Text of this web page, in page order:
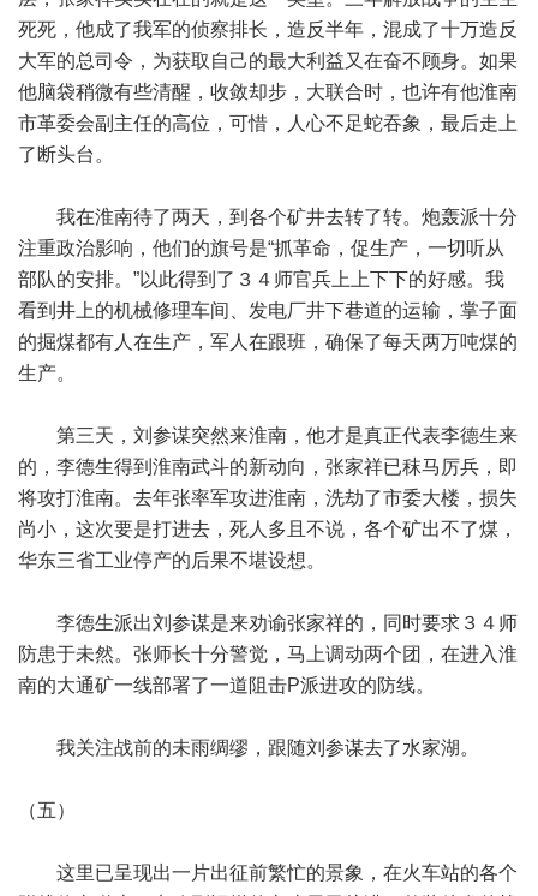
死死，他成了我军的侦察排长，造反半年，混成了十万造反
大军的总司令，为获取自己的最大利益又在奋不顾身。如果
他脑袋稍微有些清醒，收敛却步，大联合时，也许有他淮南
市革委会副主任的高位，可惜，人心不足蛇吞象，最后走上
了断头台。
我在淮南待了两天，到各个矿井去转了转。炮轰派十分
注重政治影响，他们的旗号是“抓革命，促生产，一切听从
部队的安排。”以此得到了３４师官兵上上下下的好感。我
看到井上的机械修理车间、发电厂井下巷道的运输，掌子面
的掘煤都有人在生产，军人在跟班，确保了每天两万吨煤的
生产。
第三天，刘参谋突然来淮南，他才是真正代表李德生来
的，李德生得到淮南武斗的新动向，张家祥已秣马厉兵，即
将攻打淮南。去年张率军攻进淮南，洗劫了市委大楼，损失
尚小，这次要是打进去，死人多且不说，各个矿出不了煤，
华东三省工业停产的后果不堪设想。
李德生派出刘参谋是来劝谕张家祥的，同时要求３４师
防患于未然。张师长十分警觉，马上调动两个团，在进入淮
南的大通矿一线部署了一道阻击P派进攻的防线。
我关注战前的未雨绸缪，跟随刘参谋去了水家湖。
（五）
这里已呈现出一片出征前繁忙的景象，在火车站的各个